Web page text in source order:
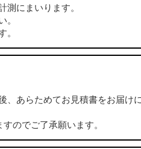
にまいります。
、あらためてお見積書をお届
のでご了承願います。